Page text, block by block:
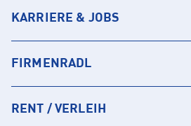
KARRIERE & JOBS
FIRMENRADL
RENT / VERLEIH